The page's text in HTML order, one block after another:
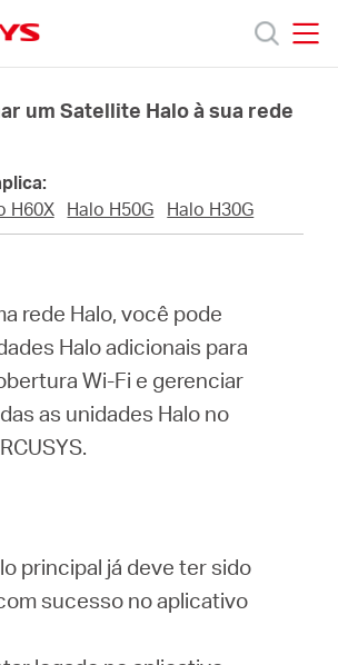
um Satellite Halo à sua rede
H60X Halo H50G Halo H30G
rede Halo, você pode
Halo adicionais para
Wi-Fi e gerenciar
as unidades Halo no
principal já deve ter sido
sucesso no aplicativo